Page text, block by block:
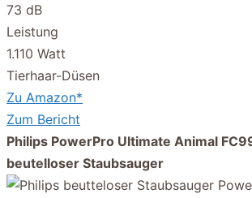
73 dB
Leistung
1.110 Watt
Tierhaar-Düsen
Zu Amazon*
Zum Bericht
Philips PowerPro Ultimate Animal
beutelloser Staubsauger